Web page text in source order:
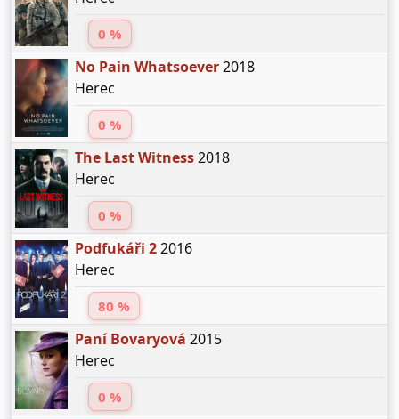
0 %
No Pain Whatsoever2018
Herec
0 %
The Last Witness2018
Herec
0 %
Podfukáři 22016
Herec
80 %
Paní Bovaryová 2015
Herec
0 %